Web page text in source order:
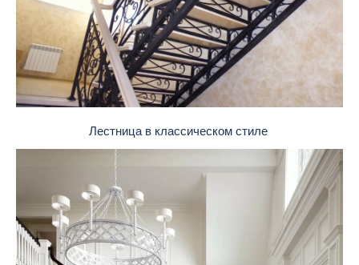
Лестница в классическом стиле